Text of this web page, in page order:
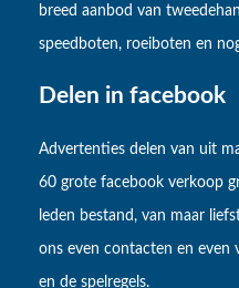
breed aanbod van
speedboten, roeiboten en
Delen in facebook
Advertenties delen van uit
60 grote facebook verkoop
leden bestand, van maar
ons even contacten en even
en de spelregels.